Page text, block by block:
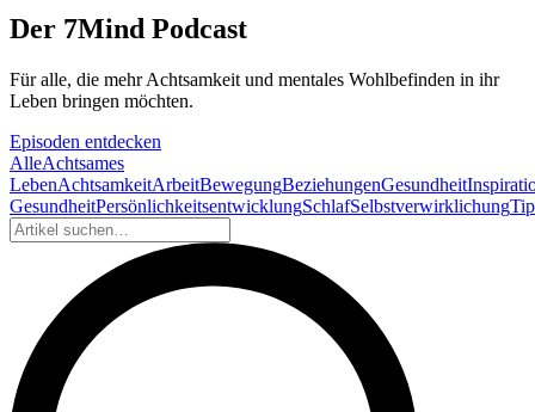
Der 7Mind Podcast
Für alle, die mehr Acht­sam­keit und mentales Wohlbefinden in ihr
Leben brin­gen möch­ten.
Episoden entdecken
AlleAchtsames
LebenAchtsamkeitArbeitBewegungBeziehungenGesundheit
GesundheitPersönlichkeitsentwicklungSchlafSelbstverwirklichung